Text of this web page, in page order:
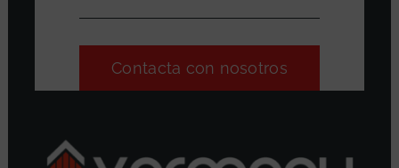
Contacta con nosotros